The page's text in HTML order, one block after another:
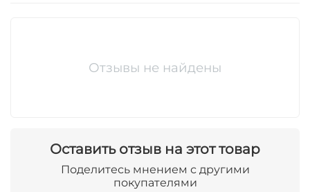
Отзывы не найдены
Оставить отзыв на этот товар
Поделитесь мнением с другими
покупателями